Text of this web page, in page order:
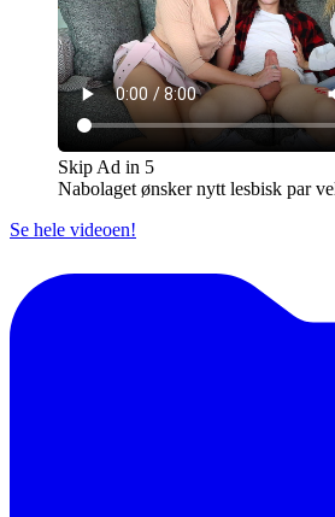
Skip Ad in 5
Nabolaget ønsker nytt lesbisk par
Se hele videoen!